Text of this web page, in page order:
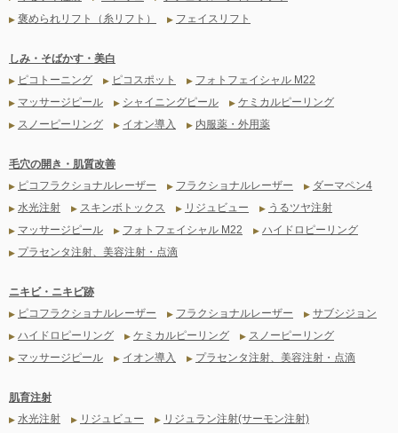
▶ 褒められリフト（糸リフト） ▶ フェイスリフト
しみ・そばかす・美白
▶ ピコトーニング ▶ ピコスポット ▶ フォトフェイシャル M22
▶ マッサージピール ▶ シャイニングピール ▶ ケミカルピーリング
▶ スノーピーリング ▶ イオン導入 ▶ 内服薬・外用薬
毛穴の開き・肌質改善
▶ ピコフラクショナルレーザー ▶ フラクショナルレーザー ▶ ダーマペン4
▶ 水光注射 ▶ スキンボトックス ▶ リジュビュー ▶ うるツヤ注射
▶ マッサージピール ▶ フォトフェイシャル M22 ▶ ハイドロピーリング
▶ プラセンタ注射、美容注射・点滴
ニキビ・ニキビ跡
▶ ピコフラクショナルレーザー ▶ フラクショナルレーザー ▶ サブシジョン
▶ ハイドロピーリング ▶ ケミカルピーリング ▶ スノーピーリング
▶ マッサージピール ▶ イオン導入 ▶ プラセンタ注射、美容注射・点滴
肌育注射
▶ 水光注射 ▶ リジュビュー ▶ リジュラン注射(サーモン注射)